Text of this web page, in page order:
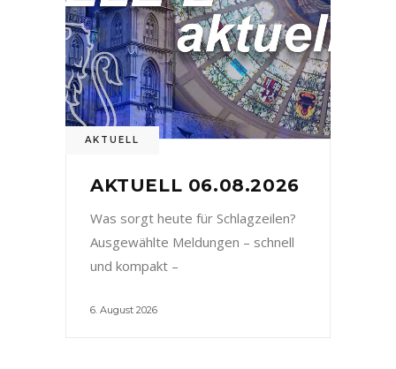
AKTUELL
AKTUELL 06.08.2026
Was sorgt heute für Schlagzeilen?
Ausgewählte Meldungen – schnell
und kompakt –
6. August 2026